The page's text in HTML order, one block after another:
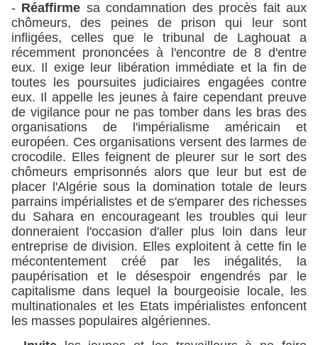
- Réaffirme sa condamnation des procès fait aux
chômeurs, des peines de prison qui leur sont
infligées, celles que le tribunal de Laghouat a
récemment prononcées à l'encontre de 8 d'entre
eux. Il exige leur libération immédiate et la fin de
toutes les poursuites judiciaires engagées contre
eux. Il appelle les jeunes à faire cependant preuve
de vigilance pour ne pas tomber dans les bras des
organisations de l'impérialisme américain et
européen. Ces organisations versent des larmes de
crocodile. Elles feignent de pleurer sur le sort des
chômeurs emprisonnés alors que leur but est de
placer l'Algérie sous la domination totale de leurs
parrains impérialistes et de s'emparer des richesses
du Sahara en encourageant les troubles qui leur
donneraient l'occasion d'aller plus loin dans leur
entreprise de division. Elles exploitent à cette fin le
mécontentement créé par les inégalités, la
paupérisation et le désespoir engendrés par le
capitalisme dans lequel la bourgeoisie locale, les
multinationales et les Etats impérialistes enfoncent
les masses populaires algériennes.